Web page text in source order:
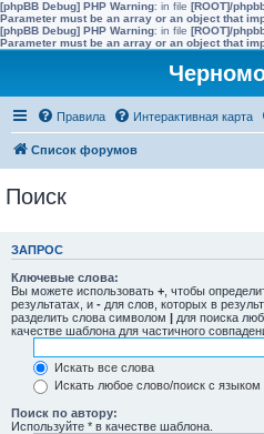
[phpBB Debug] PHP Warning: in file [ROOT]/
Parameter must be an array or an object that
[phpBB Debug] PHP Warning: in file [ROOT]/
Parameter must be an array or an object that
Правила Интерактивная карта
Список форумов
Поиск
ЗАПРОС
Ключевые слова:
Вы можете использовать + , чтобы
результатах, и - для слов, которых в
разделить слова символом | для поиска
качестве шаблона для частичного
Искать все слова
Искать любое слово/поиск с языком
Поиск по автору:
Используйте * в качестве шаблона.